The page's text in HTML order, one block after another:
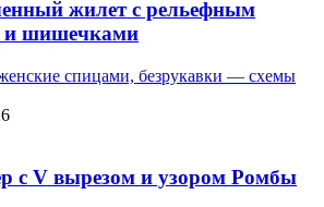
жилет с рельефным
и шишечками
спицами, безрукавки — схемы
с V вырезом и узором Ромбы